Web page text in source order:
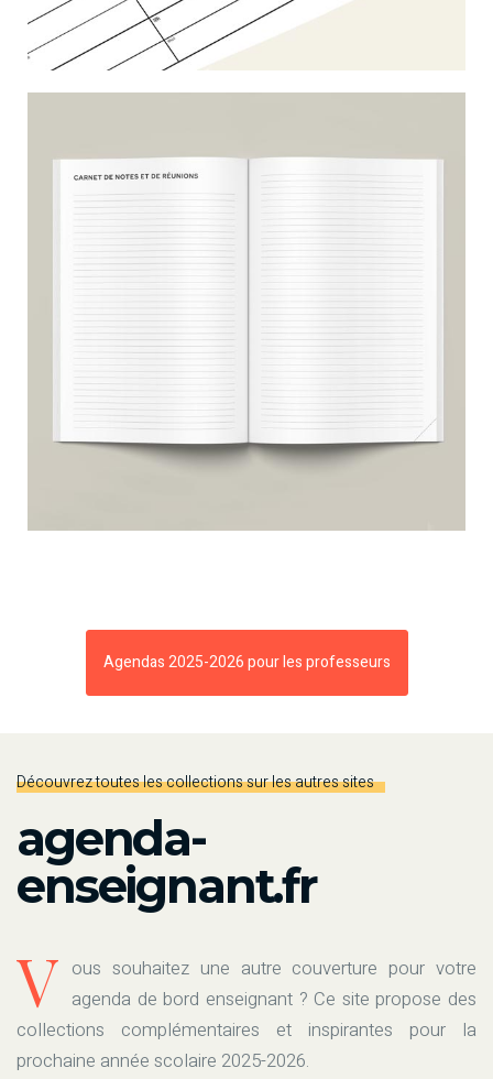
Agendas 2025-2026 pour les professeurs
Découvrez toutes les collections sur les autres sites
agenda-
enseignant.fr
V ous souhaitez une autre couverture pour votre
agenda de bord enseignant ? Ce site propose des
collections complémentaires et inspirantes pour la
prochaine année scolaire 2025-2026.